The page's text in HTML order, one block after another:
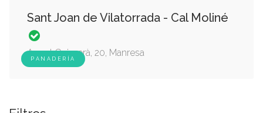
PANADERÍA
Sant Joan de Vilatorrada - Cal Moliné
Angel Guimerà, 20, Manresa